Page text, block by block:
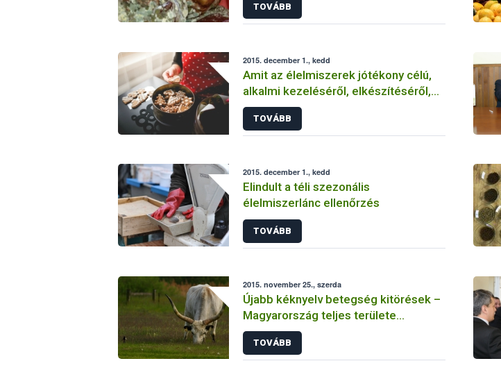
TOVÁBB
2015. december 1., kedd
Amit az élelmiszerek jótékony célú,
alkalmi kezeléséről, elkészítéséről,
tárolásáról és felszolgálásáról tudni
érdemes
TOVÁBB
2015. december 1., kedd
Elindult a téli szezonális
élelmiszerlánc ellenőrzés
TOVÁBB
2015. november 25., szerda
Újabb kéknyelv betegség kitörések –
Magyarország teljes területe
védőkörzetté vált
TOVÁBB